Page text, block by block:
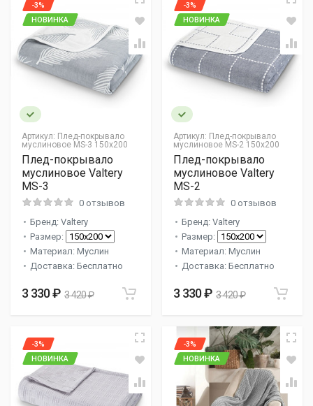
Артикул: Плед-покрывало
муслиновое MS-3 150х200
-3%
НОВИНКА
Плед-покрывало
муслиновое Valtery
MS-3
0 отзывов
Бренд: Valtery
Размер:
Материал: Муслин
Доставка: Бесплатно
3 330 ₽ 3 420 ₽
Артикул: Плед-покрывало
муслиновое MS-2 150х200
-3%
НОВИНКА
Плед-покрывало
муслиновое Valtery
MS-2
0 отзывов
Бренд: Valtery
Размер:
Материал: Муслин
Доставка: Бесплатно
3 330 ₽ 3 420 ₽
-3%
НОВИНКА
-3%
НОВИНКА